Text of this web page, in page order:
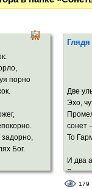
порно
задорно,
Бог.
власть
Две
Эхо,
сонет
То
И два
В
И
179